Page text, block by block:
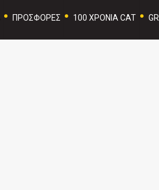
ΠΡΟΣΦΟΡΕΣ 100 ΧΡΟΝΙΑ CAT GR